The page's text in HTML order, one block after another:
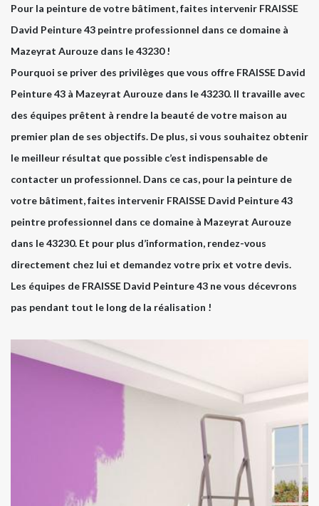
Pour la peinture de votre bâtiment, faites intervenir FRAISSE
David Peinture 43 peintre professionnel dans ce domaine à
Mazeyrat Aurouze dans le 43230 !
Pourquoi se priver des privilèges que vous offre FRAISSE David
Peinture 43 à Mazeyrat Aurouze dans le 43230. Il travaille avec
des équipes prêtent à rendre la beauté de votre maison au
premier plan de ses objectifs. De plus, si vous souhaitez obtenir
le meilleur résultat que possible c’est indispensable de
contacter un professionnel. Dans ce cas, pour la peinture de
votre bâtiment, faites intervenir FRAISSE David Peinture 43
peintre professionnel dans ce domaine à Mazeyrat Aurouze
dans le 43230. Et pour plus d’information, rendez-vous
directement chez lui et demandez votre prix et votre devis.
Les équipes de FRAISSE David Peinture 43 ne vous décevrons
pas pendant tout le long de la réalisation !